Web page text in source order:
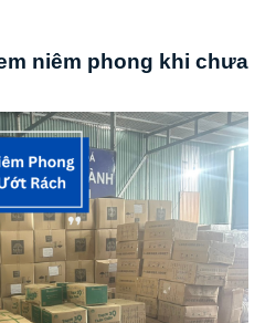
niêm phong khi chưa